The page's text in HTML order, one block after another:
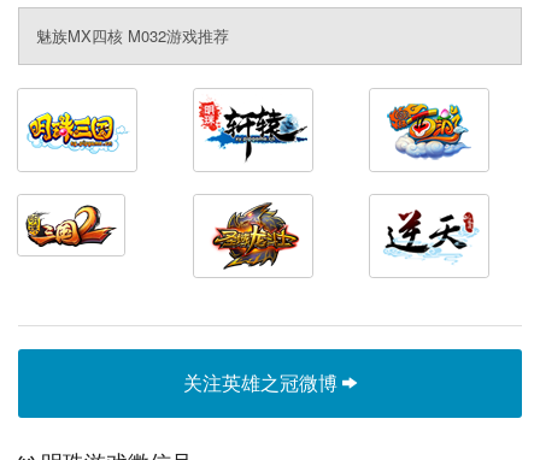
魅族MX四核 M032游戏推荐
关注英雄之冠微博